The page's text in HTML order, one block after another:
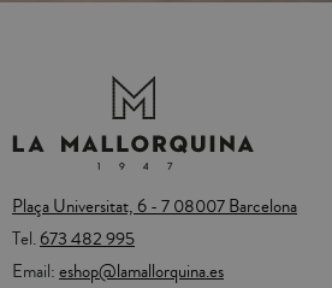
Plaça Universitat, 6 - 7 08007 Barcelona
Tel.673 482 995
Email:eshop@lamallorquina.es